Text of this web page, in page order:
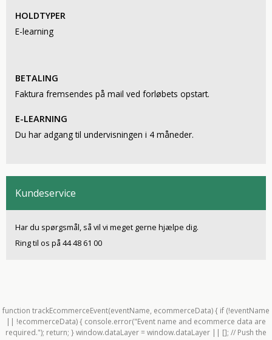
HOLDTYPER
E-learning
BETALING
Faktura fremsendes på mail ved forløbets opstart.
E-LEARNING
Du har adgang til undervisningen i 4 måneder.
Kundeservice
Har du spørgsmål, så vil vi meget gerne hjælpe dig.
Ring til os på 44 48 61 00
function trackEcommerceEvent(eventName, ecommerceData) { if (!eventName
|| !ecommerceData) { console.error("Event name and ecommerce data are
required."); return; } window.dataLayer = window.dataLayer || []; // Push the